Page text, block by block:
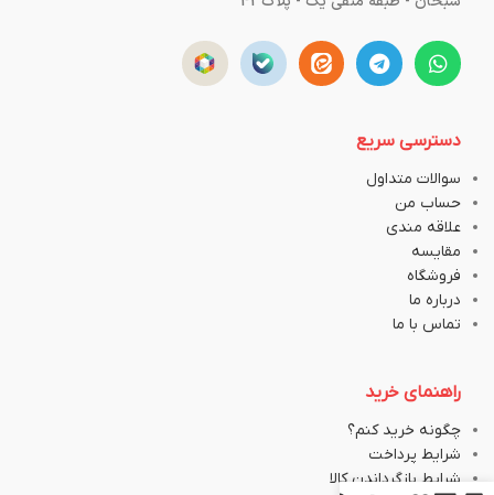
دسترسی سریع
سوالات متداول
حساب من
علاقه مندی
مقایسه
فروشگاه
درباره ما
تماس با ما
راهنمای خرید
چگونه خرید کنم؟
شرایط پرداخت
شرایط بازگرداندن کالا